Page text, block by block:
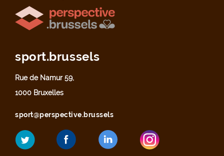
sport.brussels
Rue de Namur 59,
1000 Bruxelles
sport@perspective.brussels